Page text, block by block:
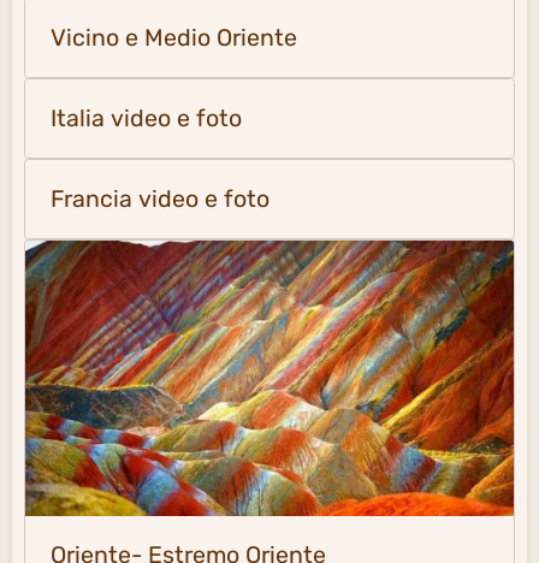
Vicino e Medio Oriente
Italia video e foto
Francia video e foto
Oriente- Estremo Oriente